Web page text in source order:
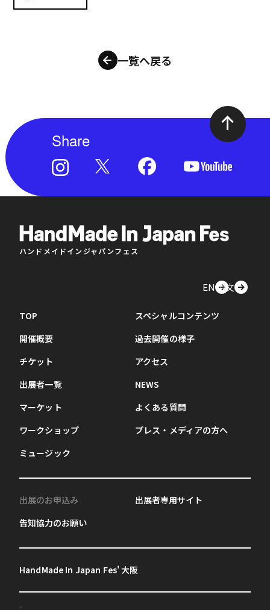
一覧へ戻る
Share
ハンドメイドインジャパンフェス
EN中文
TOP
開催概要
チケット
出展者一覧
マーケット
ワークショップ
ミュージック
スペシャルコンテンツ
過去開催の様子
アクセス
NEWS
よくある質問
プレス・メディアの方へ
出展のお申込み
告知協力のお願い
出展者専用サイト
HandMade In Japan Fes' 大阪